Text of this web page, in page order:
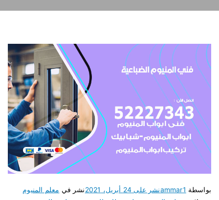
بواسطة ammar1نشر على 24 أبريل، 2021 نشر في معلم المنيوم